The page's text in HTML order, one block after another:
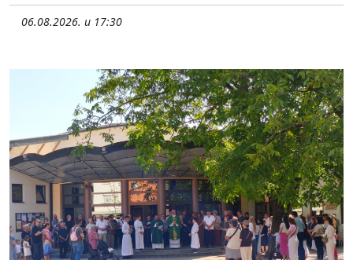
06.08.2026. u 17:30